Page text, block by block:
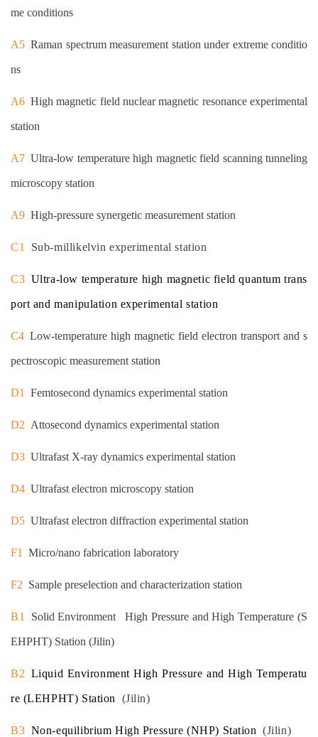
me conditions
A5 Raman spectrum measurement station under extreme conditio
ns
A6 High magnetic field nuclear magnetic resonance experimental
station
A7 Ultra-low temperature high magnetic field scanning tunneling
microscopy station
A9 High-pressure synergetic measurement station
C1 Sub-millikelvin experimental station
C3 Ultra-low temperature high magnetic field quantum trans
port and manipulation experimental station
C4 Low-temperature high magnetic field electron transport and s
pectroscopic measurement station
D1 Femtosecond dynamics experimental station
D2 Attosecond dynamics experimental station
D3 Ultrafast X-ray dynamics experimental station
D4 Ultrafast electron microscopy station
D5 Ultrafast electron diffraction experimental station
F1 Micro/nano fabrication laboratory
F2 Sample preselection and characterization station
B1 Solid Environment High Pressure and High Temperature (S
EHPHT) Station (Jilin)
B2 Liquid Environment High Pressure and High Temperatu
re (LEHPHT) Station (Jilin)
B3 Non-equilibrium High Pressure (NHP) Station(Jilin)